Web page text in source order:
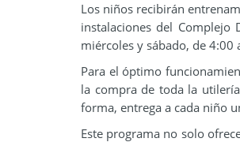
Los niños recibirán
instalaciones del
miércoles y sábado, de 4:00
Para el óptimo
la compra de toda la
forma, entrega a cada niño
Este programa no solo